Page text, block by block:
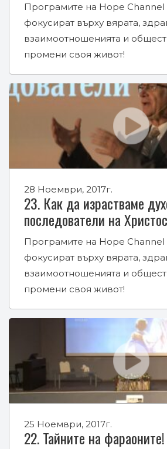
Програмите на Hope Channel
фокусират върху вярата,
взаимоотношенията и
промени своя живот!
28 Ноември, 2017г.
23. Как да израстваме
последователи на
Програмите на Hope Channel
фокусират върху вярата,
взаимоотношенията и
промени своя живот!
25 Ноември, 2017г.
22. Тайните на фараоните!